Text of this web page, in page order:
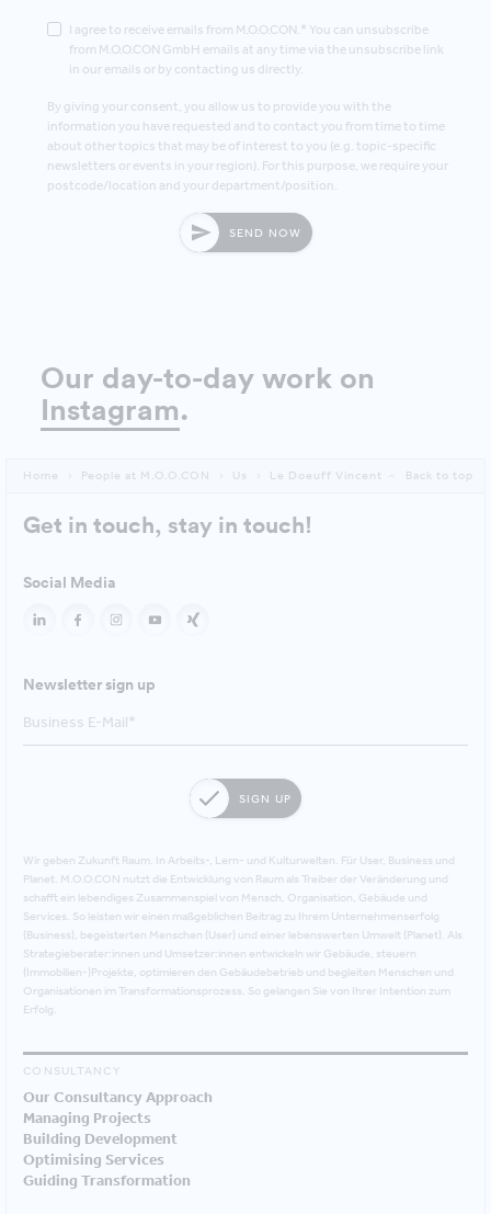
I agree to receive emails from M.O.O.CON.* You can unsubscribe
from M.O.O.CON GmbH emails at any time via the unsubscribe link
in our emails or by contacting us directly.
By giving your consent, you allow us to provide you with the
information you have requested and to contact you from time to time
about other topics that may be of interest to you (e.g. topic-specific
newsletters or events in your region). For this purpose, we require your
postcode/location and your department/position.
SEND NOW
Our day-to-day work on
Instagram.
Home People at M.O.O.CON Us Le Doeuff Vincent Back to top
Get in touch, stay in touch!
Social Media
Newsletter sign up
SIGN UP
Wir geben Zukunft Raum. In Arbeits-, Lern- und Kulturwelten. Für User, Business und
Planet. M.O.O.CON nutzt die Entwicklung von Raum als Treiber der Veränderung und
schafft ein lebendiges Zusammenspiel von Mensch, Organisation, Gebäude und
Services. So leisten wir einen maßgeblichen Beitrag zu Ihrem Unternehmenserfolg
(Business), begeisterten Menschen (User) und einer lebenswerten Umwelt (Planet). Als
Strategieberater:innen und Umsetzer:innen entwickeln wir Gebäude, steuern
(Immobilien-)Projekte, optimieren den Gebäudebetrieb und begleiten Menschen und
Organisationen im Transformationsprozess. So gelangen Sie von Ihrer Intention zum
Erfolg.
CONSULTANCY
Our Consultancy Approach
Managing Projects
Building Development
Optimising Services
Guiding Transformation